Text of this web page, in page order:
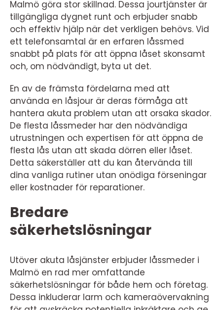
Malmö göra stor skillnad. Dessa jourtjänster är
tillgängliga dygnet runt och erbjuder snabb
och effektiv hjälp när det verkligen behövs. Vid
ett telefonsamtal är en erfaren låssmed
snabbt på plats för att öppna låset skonsamt
och, om nödvändigt, byta ut det.
En av de främsta fördelarna med att
använda en låsjour är deras förmåga att
hantera akuta problem utan att orsaka skador.
De flesta låssmeder har den nödvändiga
utrustningen och expertisen för att öppna de
flesta lås utan att skada dörren eller låset.
Detta säkerställer att du kan återvända till
dina vanliga rutiner utan onödiga förseningar
eller kostnader för reparationer.
Bredare
säkerhetslösningar
Utöver akuta låsjänster erbjuder låssmeder i
Malmö en rad mer omfattande
säkerhetslösningar för både hem och företag.
Dessa inkluderar larm och kameraövervakning